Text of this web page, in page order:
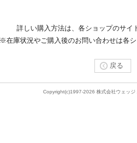
詳しい購入方法は、各ショップのサイ
※在庫状況やご購入後のお問い合わせは各シ
戻る
Copyright(c)1997-2026 株式会社ウェッジ